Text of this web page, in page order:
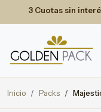
3 Cuotas sin
Inicio Packs